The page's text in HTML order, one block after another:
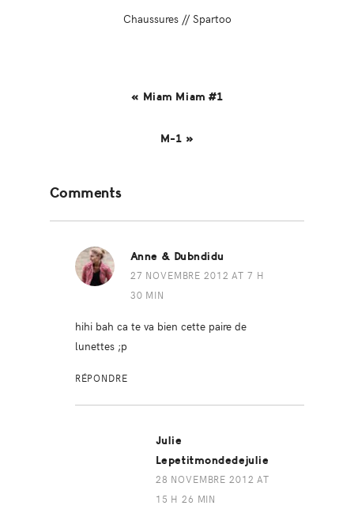
Chaussures // Spartoo
« Miam Miam #1
M-1 »
Interactions
Comments
Anne & Dubndidu
27 NOVEMBRE 2012 AT 7 H
30 MIN
hihi bah ca te va bien cette paire de
lunettes ;p
RÉPONDRE
Julie
Lepetitmondedejulie
28 NOVEMBRE 2012 AT
15 H 26 MIN